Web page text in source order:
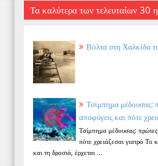
Τα καλύτερα των τελευταίων 30
Βόλτα στη Χαλκίδα
Τσίμπημα μέδουσας:
αποφύγεις και πότε
Τσίμπημα μέδουσας: πρώτες
πότε χρειάζεσαι γιατρό Το
και τη δροσιά, έρχεται ...